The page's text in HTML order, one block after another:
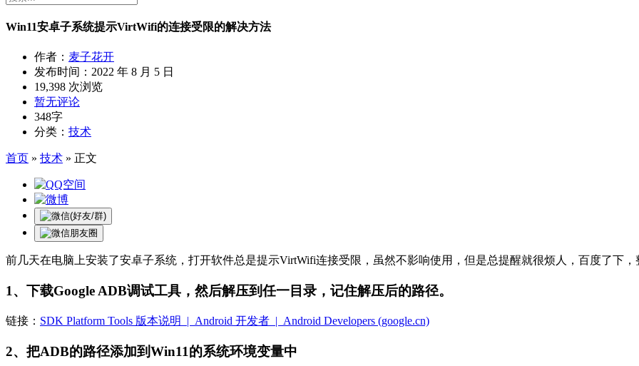
Win11安卓子系统提示VirtWifi的连接受限的解决方法
作者： 麦子花开
发布时间： 2022 年 8 月 5 日
19,398 次浏览
暂无评论
348字
分类： 技术
首页 » 技术 » 正文
前几天在电脑上安装了安卓子系统，打开软件总是提示VirtWifi连接受限，虽然不影响使用，但是总提醒就很烦人，百度了下，
1、下载Google ADB调试工具，然后解压到任一目录，记住解压后的路径。
链接： SDK Platform Tools 版本说明 | Android 开发者 | Android Developers (google.cn)
2、把ADB的路径添加到Win11的系统环境变量中